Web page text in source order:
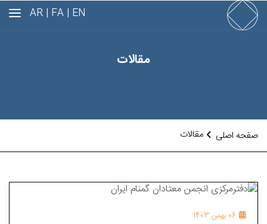
EN |
FA |
AR
مقالات
صفحه اصلی مقالات
06 بهمن 1403